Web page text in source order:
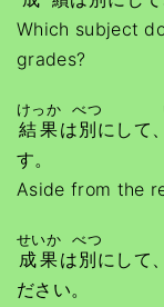
Which subject
grades?
結果
けっか
は 別
べつ
にして、
す。
Aside from the
成果
せいか
は 別
べつ
にして
ださい。